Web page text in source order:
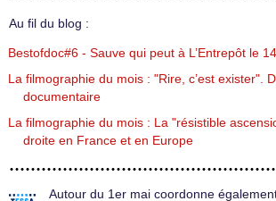
Au fil du blog :
Bestofdoc#6 - Sauve qui peut à L’Entrepôt le
La filmographie du mois : "Rire, c’est exister".
documentaire
La filmographie du mois : La "résistible
droite en France et en Europe
Autour du 1er mai coordonne